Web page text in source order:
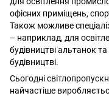
офісних приміщень,
Також можливе
– наприклад, для
будівництві альтанок
будівництві.
Сьогодні
найчастіше